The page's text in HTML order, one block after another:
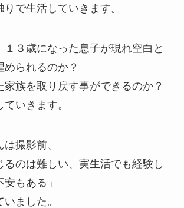
で生活していきます。
１３歳になった息子が現れ空白と
られるのか？
家族を取り戻す事ができるのか？
いきます。
撮影前、
るのは難しい、実生活でも経験し
もある」
ました。